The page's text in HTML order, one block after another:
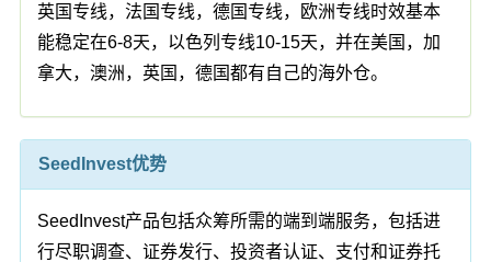
英国专线，法国专线，德国专线，欧洲专线时效基本
能稳定在6-8天，以色列专线10-15天，并在美国，加
拿大，澳洲，英国，德国都有自己的海外仓。
SeedInvest优势
SeedInvest产品包括众筹所需的端到端服务，包括进
行尽职调查、证券发行、投资者认证、支付和证券托